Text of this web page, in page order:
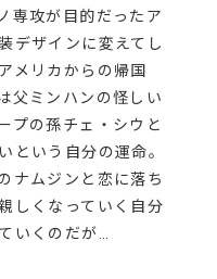
専攻が目的だったア
デザインに変えてし
メリカからの帰国
父ミンハンの怪しい
プの孫チェ・シウと
という自分の運命。
ナムジンと恋に落ち
しくなっていく自分
いくのだが…